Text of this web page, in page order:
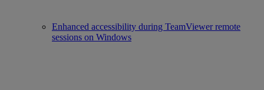
Enhanced accessibility during TeamViewer remote
sessions on Windows